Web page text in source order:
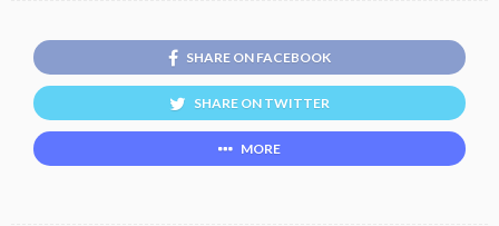
SHARE ON FACEBOOK
SHARE ON TWITTER
MORE